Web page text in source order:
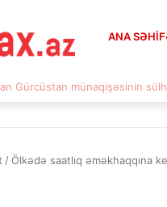
ANA
təyyarəsi ilə bağlı məxfi
/Ölkədə saatlıq əməkhaqqına